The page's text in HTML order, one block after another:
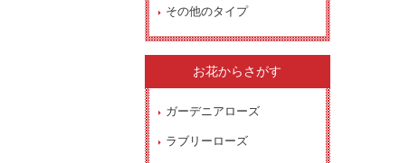
その他のタイプ
お花からさがす
ガーデニアローズ
ラブリーローズ